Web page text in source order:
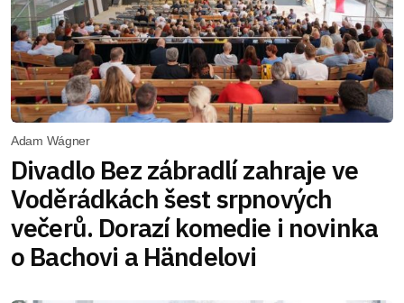
Adam Wágner
Divadlo Bez zábradlí zahraje ve
Voděrádkách šest srpnových
večerů. Dorazí komedie i novinka
o Bachovi a Händelovi